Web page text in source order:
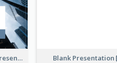
Business Marketing Presentation Blank Presentation